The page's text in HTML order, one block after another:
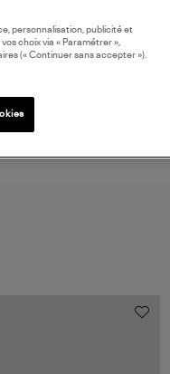
DISPONIBILITÉ
Collections similaires
BOUCLES
personnalisation, publicité et
choix via « Paramétrer »,
(« Continuer sans accepter »).